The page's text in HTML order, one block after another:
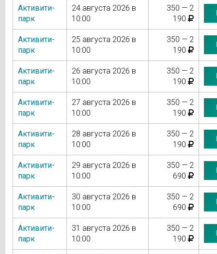
Активити-
парк
24 августа 2026 в
10:00
350 — 2
190
Активити-
парк
25 августа 2026 в
10:00
350 — 2
190
Активити-
парк
26 августа 2026 в
10:00
350 — 2
190
Активити-
парк
27 августа 2026 в
10:00
350 — 2
190
Активити-
парк
28 августа 2026 в
10:00
350 — 2
190
Активити-
парк
29 августа 2026 в
10:00
350 — 2
690
Активити-
парк
30 августа 2026 в
10:00
350 — 2
690
Активити-
парк
31 августа 2026 в
10:00
350 — 2
190